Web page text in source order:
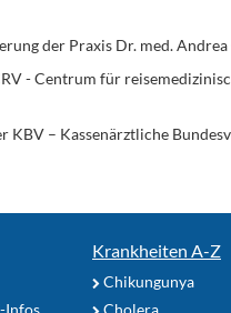
der Praxis Dr. med. Andrea
- Centrum für
KBV – Kassenärztliche
Infos
Krankheiten A-Z
Chikungunya
Cholera